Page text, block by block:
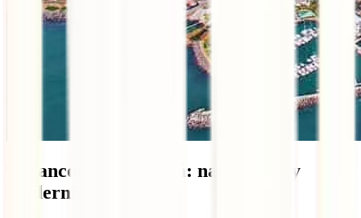
9. Vancouver, Canadá: naturaleza y
modernidad